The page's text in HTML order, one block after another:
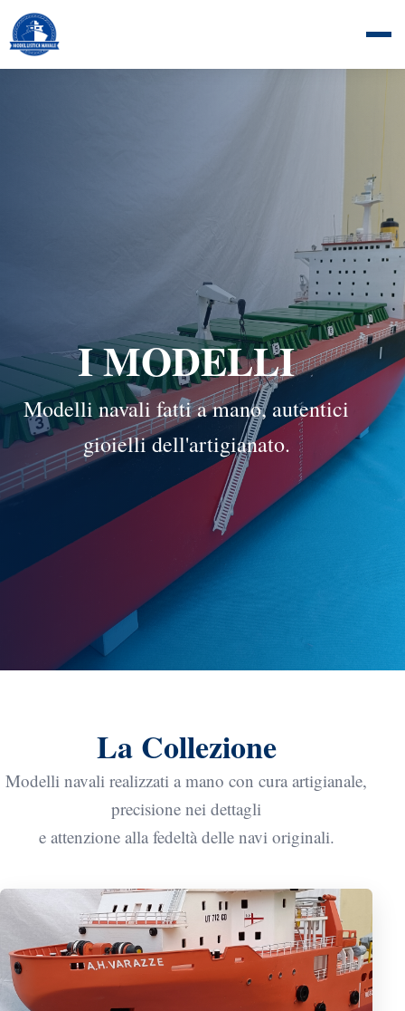
I MODELLI
Modelli navali fatti a mano, autentici
gioielli dell'artigianato.
La Collezione
Modelli navali realizzati a mano con cura artigianale,
precisione nei dettagli
e attenzione alla fedeltà delle navi originali.